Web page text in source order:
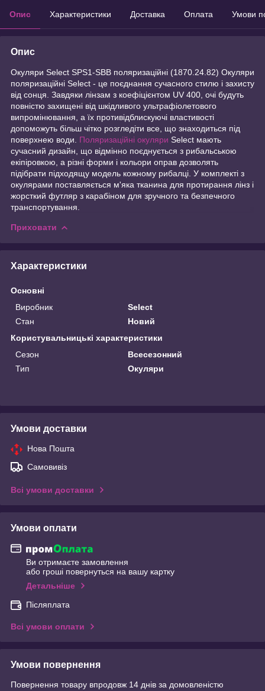
Опис Характеристики Доставка Оплата Умови
Опис
Окуляри Select SPS1-SBB поляризаційні (1870.24.82) Окуляри
поляризаційні Select - це поєднання сучасного стилю і захисту
від сонця. Завдяки лінзам з коефіцієнтом UV 400, очі будуть
повністю захищені від шкідливого ультрафіолетового
випромінювання, а їх противідблискуючі властивості
допоможуть більш чітко розгледіти все, що знаходиться під
поверхнею води. Поляризаційні окуляри Select мають
сучасний дизайн, що відмінно поєднується з рибальською
екіпіровкою, а різні форми і кольори оправ дозволять
підібрати підходящу модель кожному рибалці. У комплекті з
окулярами поставляється м'яка тканина для протирання лінз і
жорсткий футляр з карабіном для зручного та безпечного
транспортування.
Приховати
Характеристики
Основні
Виробник
Select
Стан
Новий
Користувальницькі характеристики
Сезон
Всесезонний
Тип
Окуляри
Умови доставки
Нова Пошта
Самовивіз
Всі умови доставки
Умови оплати
Ви отримаєте замовлення
або гроші повернуться на вашу картку
Детальніше
Післяплата
Всі умови оплати
Умови повернення
Повернення товару впродовж 14 днів за домовленістю